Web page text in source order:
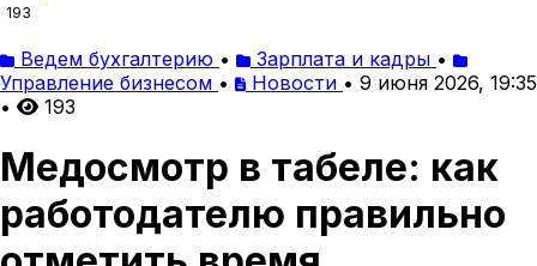
193
Ведем бухгалтерию • Зарплата и кадры •
Управление бизнесом • Новости • 9 июня 2026, 19:35
•
193
Медосмотр в табеле: как
работодателю правильно